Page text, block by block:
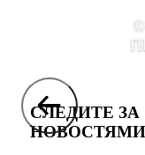
СЛЕДИТЕ ЗА